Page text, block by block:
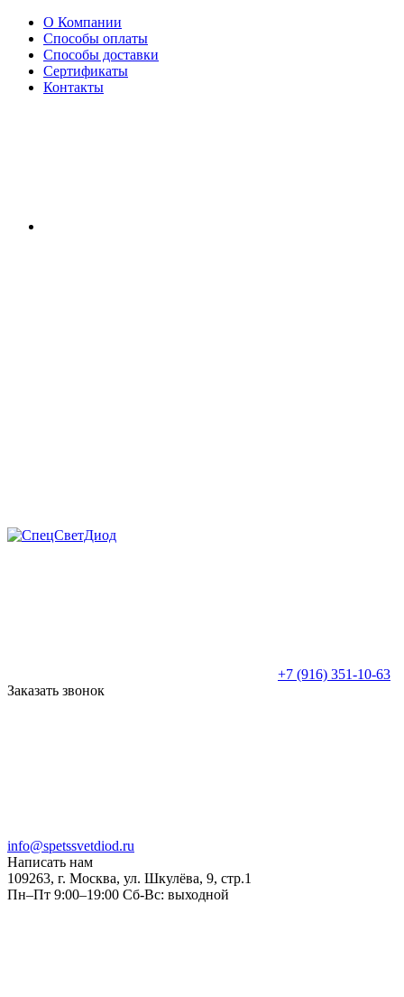
О Компании
Способы оплаты
Способы доставки
Сертификаты
Контакты
+7 (916) 351-10-63
Заказать звонок
info@spetssvetdiod.ru
Написать нам
109263, г. Москва, ул. Шкулёва, 9, стр.1
Пн–Пт 9:00–19:00 Сб-Вс: выходной